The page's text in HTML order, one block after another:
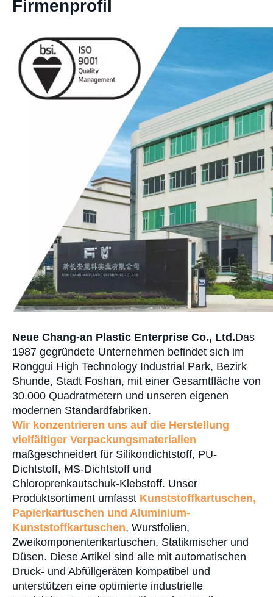
Firmenprofil
Neue Chang-an Plastic Enterprise Co., Ltd.Das
1987 gegründete Unternehmen befindet sich im
Ronggui High Technology Industrial Park, Bezirk
Shunde, Stadt Foshan, mit einer Gesamtfläche von
30.000 Quadratmetern und unseren eigenen
modernen Standardfabriken.
Wir konzentrieren uns auf die Herstellung
vielfältiger Verpackungsmaterialien
maßgeschneidert für Silikondichtstoff, PU-
Dichtstoff, MS-Dichtstoff und
Chloroprenkautschuk-Klebstoff. Unser
Produktsortiment umfasst Kunststoffkartuschen,
Papierkartuschen und Aluminium-
Kunststoffkartuschen, Wurstfolien,
Zweikomponentenkartuschen, Statikmischer und
Düsen. Diese Artikel sind alle mit automatischen
Druck- und Abfüllgeräten kompatibel und
unterstützen eine optimierte industrielle